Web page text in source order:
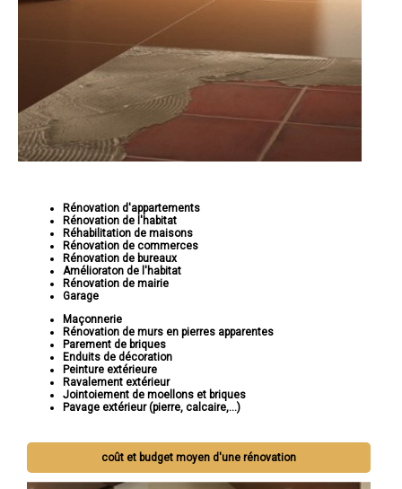
Rénovation d'appartements
Rénovation de l'habitat
Réhabilitation de maisons
Rénovation de commerces
Rénovation de bureaux
Amélioraton de l'habitat
Rénovation de mairie
Garage
Maçonnerie
Rénovation de murs en pierres apparentes
Parement de briques
Enduits de décoration
Peinture extérieure
Ravalement extérieur
Jointoiement de moellons et briques
Pavage extérieur (pierre, calcaire,...)
coût et budget moyen d'une rénovation